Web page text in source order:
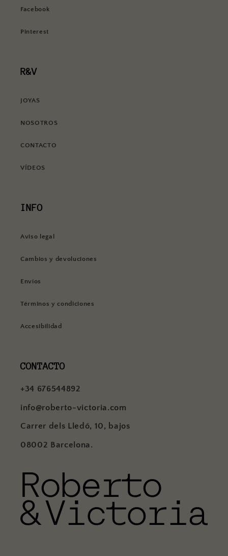
Facebook
Pinterest
R&V
JOYAS
NOSOTROS
CONTACTO
VÍDEOS
INFO
Aviso legal
Cambios y devoluciones
Envíos
Términos y condiciones
Accesibilidad
CONTACTO
+34 676544892
info@roberto-victoria.com
Carrer dels Lledó, 10, bajos
08002 Barcelona.